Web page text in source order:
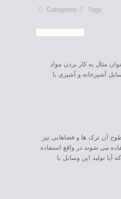
Categories Tags
مثال به کار بردن مواد
آشپزخانه و آشپزی با
آن ترک ها و فضاهایی نیز
می شوند در واقع استفاده
تولید این وسایل با